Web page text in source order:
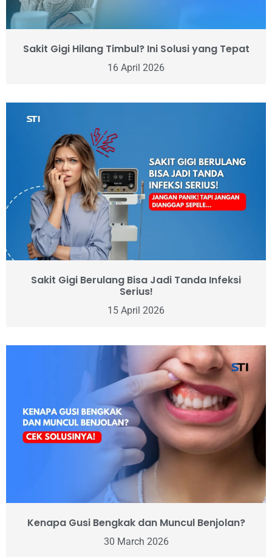
Sakit Gigi Hilang Timbul? Ini Solusi yang Tepat
16 April 2026
Sakit Gigi Berulang Bisa Jadi Tanda Infeksi
Serius!
15 April 2026
Kenapa Gusi Bengkak dan Muncul Benjolan?
30 March 2026